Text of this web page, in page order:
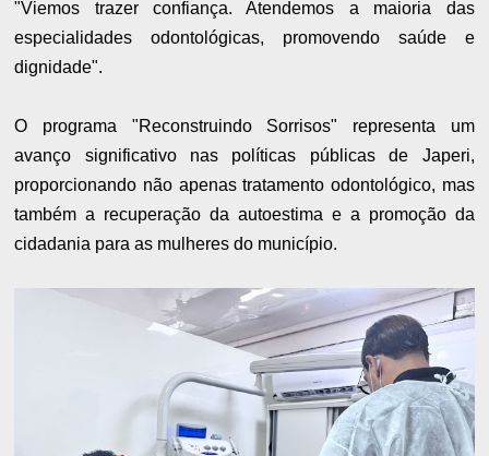
"Viemos trazer confiança. Atendemos a maioria das
especialidades odontológicas, promovendo saúde e
dignidade".
O programa "Reconstruindo Sorrisos" representa um
avanço significativo nas políticas públicas de Japeri,
proporcionando não apenas tratamento odontológico, mas
também a recuperação da autoestima e a promoção da
cidadania para as mulheres do município.